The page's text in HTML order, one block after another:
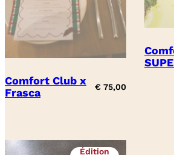
Comfort Club x
Frasca
€ 75,00
Édition